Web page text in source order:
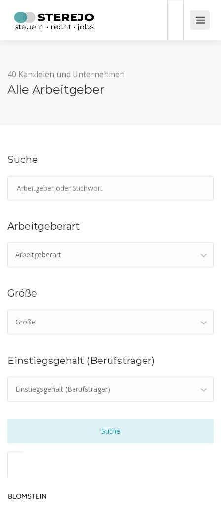
40 Kanzleien und Unternehmen
Alle Arbeitgeber
Suche
Arbeitgeberart
Arbeitgeberart
Größe
Größe
Einstiegsgehalt (Berufsträger)
Einstiegsgehalt (Berufsträger)